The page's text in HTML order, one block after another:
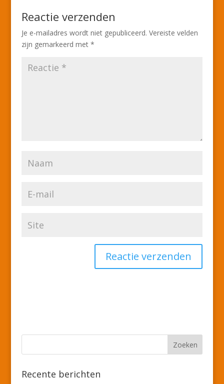
Reactie verzenden
Je e-mailadres wordt niet gepubliceerd. Vereiste velden
zijn gemarkeerd met *
Recente berichten